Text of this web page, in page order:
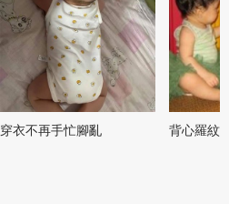
穿衣不再手忙腳亂 背心羅紋